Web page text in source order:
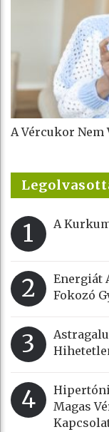
A Vércukor Nem
1 A
2
Energiát
Fokozó
3
4
Magas